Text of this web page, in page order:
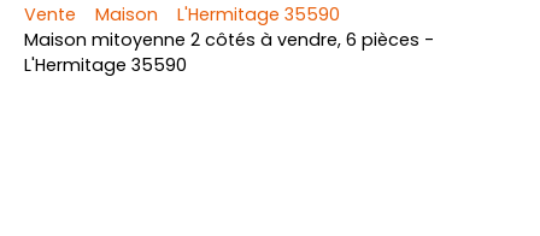
Vente Maison
L'Hermitage 35590
Maison mitoyenne 2 côtés à vendre, 6 pièces -
L'Hermitage 35590